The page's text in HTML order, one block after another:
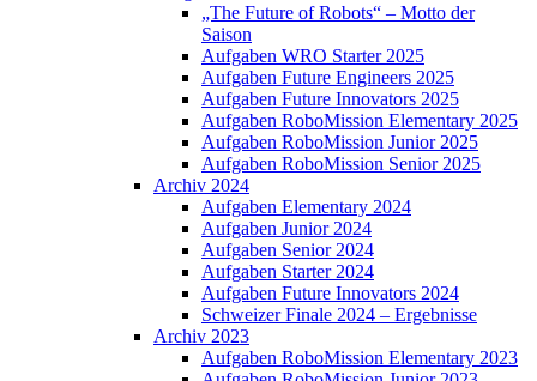
„The Future of Robots“ – Motto der
Saison
Aufgaben WRO Starter 2025
Aufgaben Future Engineers 2025
Aufgaben Future Innovators 2025
Aufgaben RoboMission Elementary 2025
Aufgaben RoboMission Junior 2025
Aufgaben RoboMission Senior 2025
Archiv 2024
Aufgaben Elementary 2024
Aufgaben Junior 2024
Aufgaben Senior 2024
Aufgaben Starter 2024
Aufgaben Future Innovators 2024
Schweizer Finale 2024 – Ergebnisse
Archiv 2023
Aufgaben RoboMission Elementary 2023